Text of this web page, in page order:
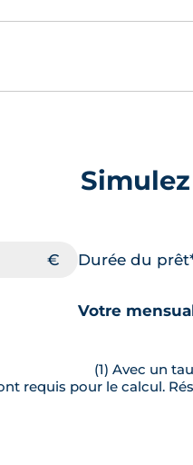
Durée du
Votre
(1) Avec un
requis pour le calcul.